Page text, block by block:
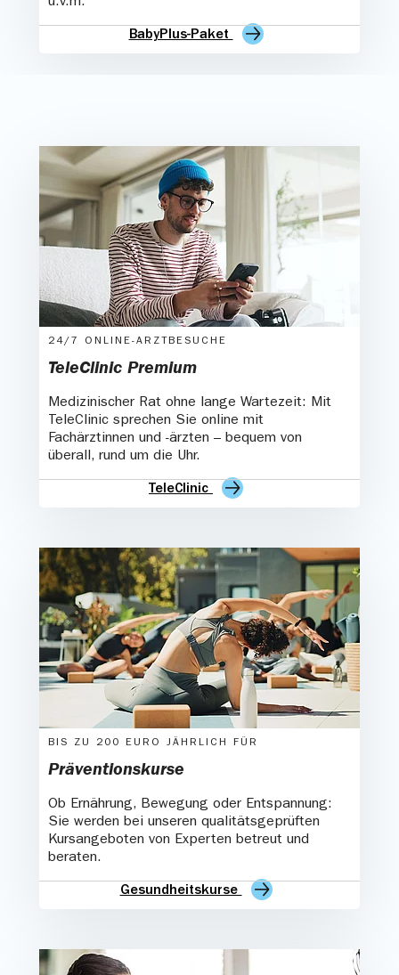
BabyPlus-Paket
24/7 ONLINE-ARZTBESUCHE
TeleClinic Premium
Medizinischer Rat ohne lange Wartezeit: Mit
TeleClinic sprechen Sie online mit
Fachärztinnen und -ärzten – bequem von
überall, rund um die Uhr.
TeleClinic
BIS ZU 200 EURO JÄHRLICH FÜR
Präventionskurse
Ob Ernährung, Bewegung oder Entspannung:
Sie werden bei unseren qualitätsgeprüften
Kursangeboten von Experten betreut und
beraten.
Gesundheitskurse